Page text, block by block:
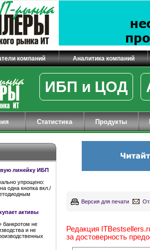
компаний Аналитика компаний
ИБП и ЦОД
Статистика Продукты
линейку ИБП
упрощено:
одна кнопка вкл./
активы
не
и не
Версия для печати
Редакция
за достоверность